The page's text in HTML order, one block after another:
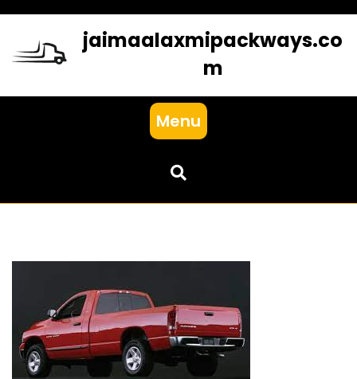
content
jaimaalaxmipackways.co
m
Menu